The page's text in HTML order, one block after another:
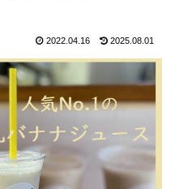
2022.04.16 2025.08.01